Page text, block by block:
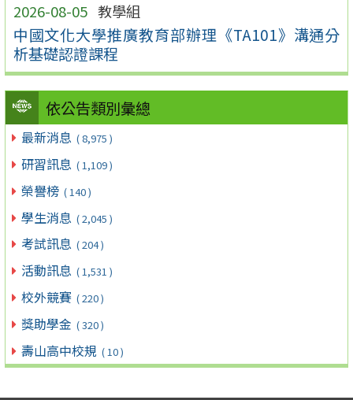
2026-08-05 教學組
中國文化大學推廣教育部辦理《TA101》溝通分
析基礎認證課程
依公告類別彙總
最新消息 ( 8,975 )
研習訊息 ( 1,109 )
榮譽榜 ( 140 )
學生消息 ( 2,045 )
考試訊息 ( 204 )
活動訊息 ( 1,531 )
校外競賽 ( 220 )
獎助學金 ( 320 )
壽山高中校規 ( 10 )